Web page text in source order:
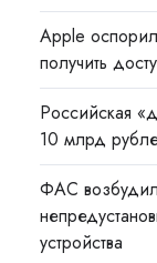
Apple
получить
Российская
10 млрд
ФАС
устройства